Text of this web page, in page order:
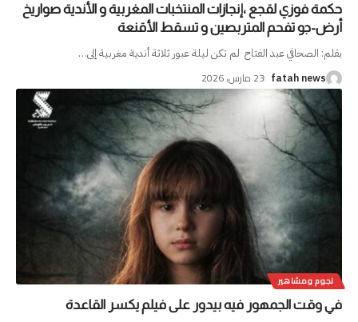
حكمة فوزي لقجع ،إنجازات المنتخبات المغربية و الأندية صواريخ
أرض-جو تفحم المتربصين و تسقط الأقنعة
بقلم: الصحافي عبد الفتاح لم تكن ليلة عبور ثلاثة أندية مغربية إلى…
fatah news 23 مارس، 2026
نجوم ومشاهير
في وقت الجمهور فيه بيدور على فيلم يكسر القاعدة